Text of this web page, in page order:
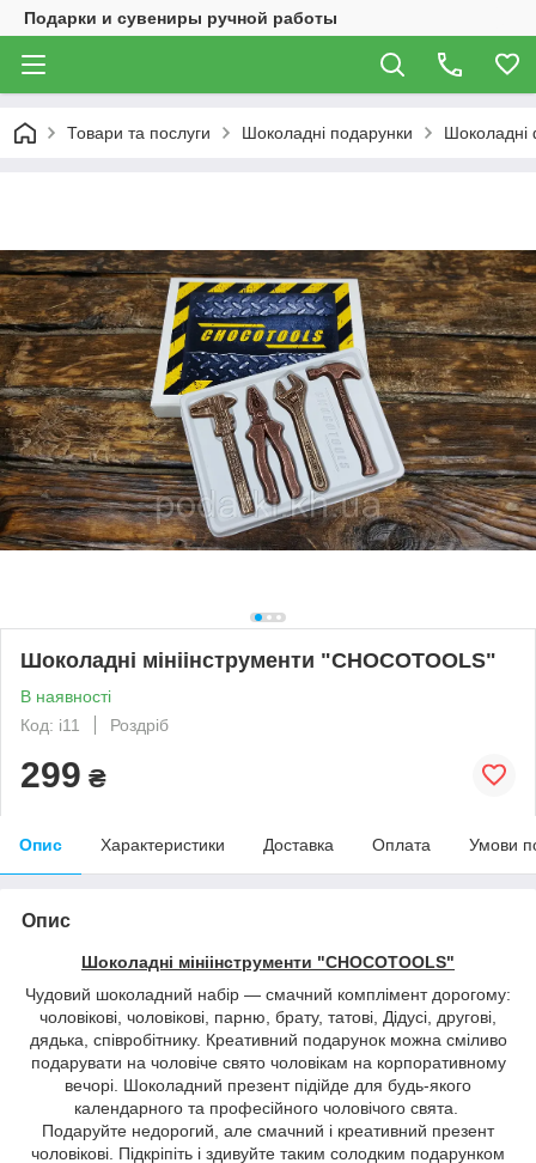
Подарки и сувениры ручной работы
Товари та послуги Шоколадні подарунки Шоколадні
Шоколадні мініінструменти "CHOCOTOOLS"
В наявності
Код: i11
Роздріб
299 ₴
Опис Характеристики Доставка Оплата Умови
Опис
Шоколадні мініінструменти "CHOCOTOOLS"
Чудовий шоколадний набір — смачний комплімент дорогому:
чоловікові, чоловікові, парню, брату, татові, Дідусі, другові,
дядька, співробітнику. Креативний подарунок можна сміливо
подарувати на чоловіче свято чоловікам на корпоративному
вечорі. Шоколадний презент підійде для будь-якого
календарного та професійного чоловічого свята.
Подаруйте недорогий, але смачний і креативний презент
чоловікові. Підкріпіть і здивуйте таким солодким подарунком